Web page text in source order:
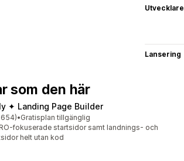
Utvecklare
Lansering
som den här
✦ Landing Page Builder
totalt
•Gratisplan tillgänglig
fokuserade startsidor samt landnings- och
helt utan kod